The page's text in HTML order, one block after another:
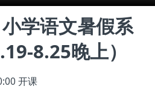
小学语文暑假系
8.25晚上）
开课